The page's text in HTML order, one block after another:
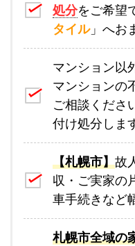
処分をご希望
タイル」へお
マンション以
マンションの
ご相談くださ
付け処分しま
【札幌市】故
収・ご実家の
車手続きなど
札幌市全域の